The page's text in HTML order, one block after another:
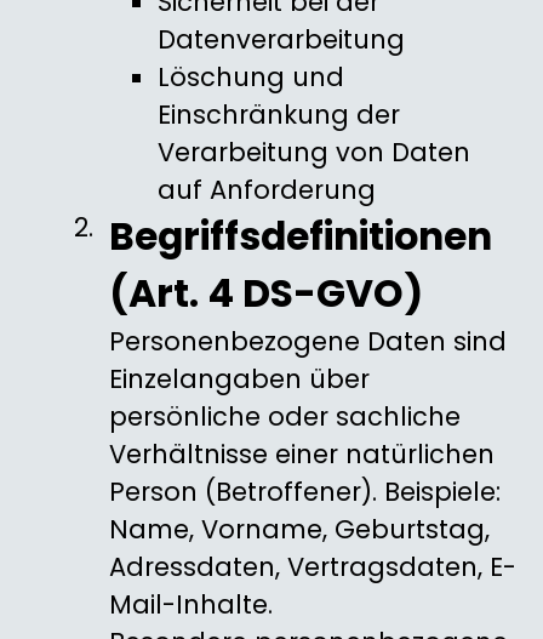
Datenverarbeitung
Löschung und
Einschränkung der
Verarbeitung von Daten
auf Anforderung
Begriffsdefinitionen
(Art. 4 DS-GVO)
Personenbezogene Daten sind
Einzelangaben über
persönliche oder sachliche
Verhältnisse einer natürlichen
Person (Betroffener). Beispiele:
Name, Vorname, Geburtstag,
Adressdaten, Vertragsdaten, E-
Mail-Inhalte.